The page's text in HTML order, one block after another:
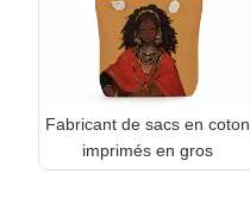
Fabricant de sacs en coton
imprimés en gros